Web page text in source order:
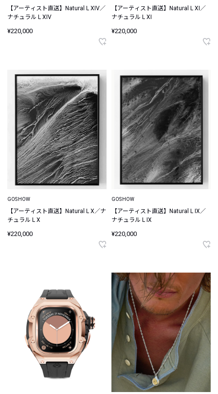
【アーティスト直送】Natural L XIV／
ナチュラル L XIV
¥220,000
【アーティスト直送】Natural L XI／
ナチュラル L XI
¥220,000
GOSHOW
【アーティスト直送】Natural L X／ナ
チュラル L X
¥220,000
GOSHOW
【アーティスト直送】Natural L IX／
ナチュラル L IX
¥220,000